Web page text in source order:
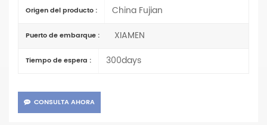
Origen del producto : China Fujian
Puerto de embarque : XIAMEN
Tiempo de espera : 300days
CONSULTA AHORA